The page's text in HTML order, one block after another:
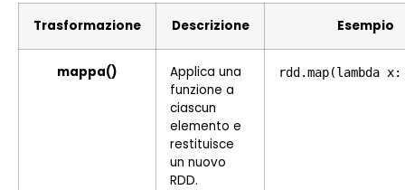
Trasformazione Descrizione Esempio
mappa()
Applica una
funzione a
ciascun
elemento e
restituisce
un nuovo
RDD.
rdd.map(lambda